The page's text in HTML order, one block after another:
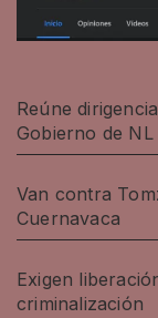
Reúne
Gobierno de NL
Van contra
Cuernavaca
Exigen
criminalización